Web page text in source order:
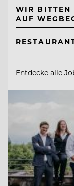
WIR BITTEN
AUF
Entdecke alle